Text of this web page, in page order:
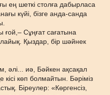
ең шеткі столға дабырласа
күйі, бізге анда-санда
Сұңғат сағатына
Қыздар, бір шәйнек
әлі... иә, Бәйкен ақсақал
кісі көп болмайтын. Бәріміз
Біреулер: «Көргенсіз,